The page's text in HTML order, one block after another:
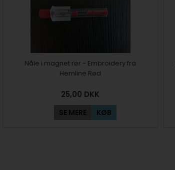
Nåle i magnet rør - Embroidery fra
Hemline Rød
25,00 DKK
SE MERE KØB